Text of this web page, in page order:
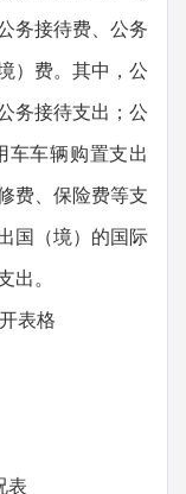
务接待费、公务
）费。其中，公
务接待支出；公
车车辆购置支出
费、保险费等支
国（境）的国际
出。
表格
表